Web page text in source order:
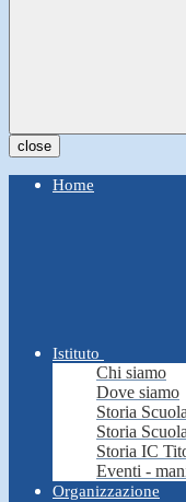
close
Home
Istituto
Chi siamo
Dove siamo
Storia
Storia
Storia IC
Eventi -
Organizzazione